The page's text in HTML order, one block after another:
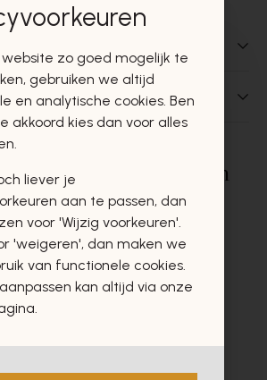
product?
zullen u zeker en
ook interesseren
zo goed mogelijk te
gebruiken we altijd
en analytische cookies. Ben
akkoord kies dan voor alles
liever je
aan te passen, dan
voor 'Wijzig voorkeuren'.
'weigeren', dan maken we
van functionele cookies.
kan altijd via onze